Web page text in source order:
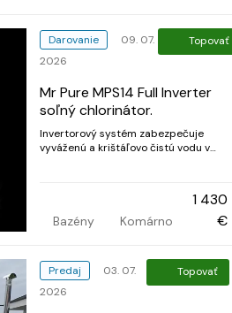
Darovanie
09. 07.
2026
Topovať
Mr Pure MPS14 Full Inverter
soľný chlorinátor.
Invertorový systém zabezpečuje
vyváženú a krištáľovo čistú vodu v
ideálnu pre bazény z tvaroviek,
polystyrénových blokov, betónu a
ďalších materi...
Bazény Komárno
1 430
€
Predaj
03. 07.
2026
Topovať